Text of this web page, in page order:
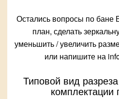
Остались вопросы по бане
план, сделать
уменьшить / увеличить
или напишите на
Типовой вид
комплектации